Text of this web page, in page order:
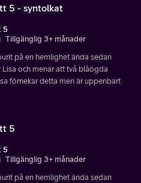
5 - syntolkat
5
Tillgänglig 3+ månader
på en hemlighet ända sedan
och menar att två blåögda
förnekar detta men är uppenbart
5
5
Tillgänglig 3+ månader
på en hemlighet ända sedan